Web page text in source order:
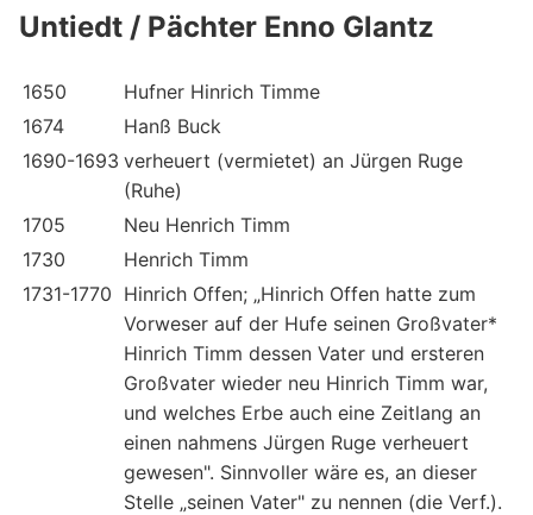
Untiedt / Pächter Enno Glantz
1650
Hufner Hinrich Timme
1674
Hanß Buck
1690-1693 verheuert (vermietet) an Jürgen Ruge
(Ruhe)
1705
Neu Henrich Timm
1730
Henrich Timm
1731-1770 Hinrich Offen; „Hinrich Offen hatte zum
Vorweser auf der Hufe seinen Großvater*
Hinrich Timm dessen Vater und ersteren
Großvater wieder neu Hinrich Timm war,
und welches Erbe auch eine Zeitlang an
einen nahmens Jürgen Ruge verheuert
gewesen". Sinnvoller wäre es, an dieser
Stelle „seinen Vater" zu nennen (die Verf.).